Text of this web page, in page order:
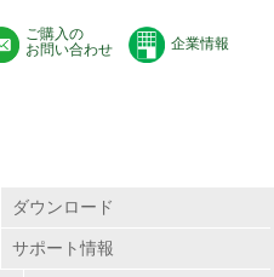
ご購入の
お問い合わせ
企業情報
ダウンロード
サポート情報